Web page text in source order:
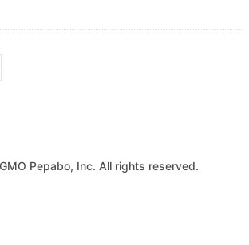
Pepabo, Inc. All rights reserved.